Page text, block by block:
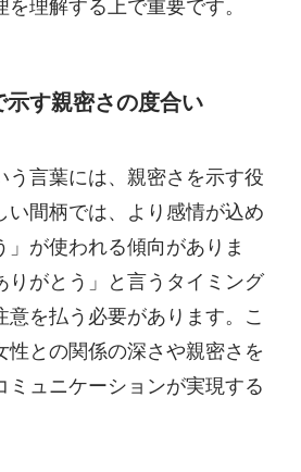
理解する上で重要です。
示す親密さの度合い
う言葉には、親密さを示す役
い間柄では、より感情が込め
」が使われる傾向がありま
りがとう」と言うタイミング
意を払う必要があります。こ
性との関係の深さや親密さを
ミュニケーションが実現する